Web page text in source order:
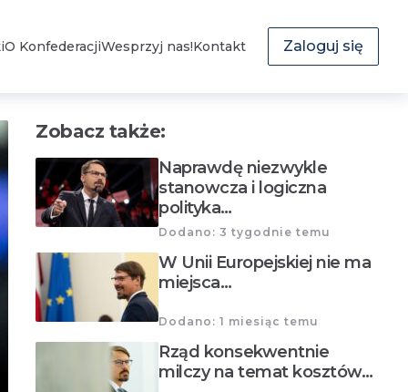
O KonfederacjiWesprzyj nas!Kontakt Zaloguj się
Zobacz także:
Naprawdę niezwykle
stanowcza i logiczna
polityka…
Dodano: 3 tygodnie temu
W Unii Europejskiej nie ma
miejsca…
Dodano: 1 miesiąc temu
Rząd konsekwentnie
milczy na temat kosztów…